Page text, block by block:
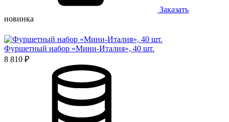
Заказать
новинка
Фуршетный набор «Мини-Италия», 40 шт.
8 810 ₽